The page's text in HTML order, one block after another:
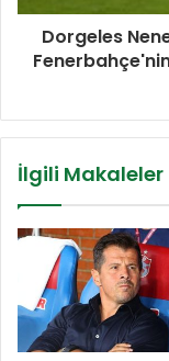
Dorgeles
İlgili Makaleler